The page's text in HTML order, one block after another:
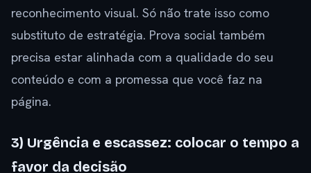
reconhecimento visual. Só não trate isso como
substituto de estratégia. Prova social também
precisa estar alinhada com a qualidade do seu
conteúdo e com a promessa que você faz na
página.
3) Urgência e escassez: colocar o tempo a
favor da decisão